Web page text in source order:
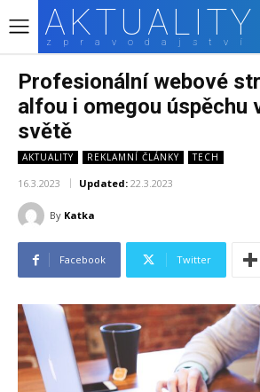
AKTUALITY
zpravodajství
Profesionální webové
alfou i omegou úspěchu
světě
AKTUALITY REKLAMNÍ ČLÁNKY TECH
16.3.2023 Updated: 22.3.2023
By Katka
Facebook Twitter